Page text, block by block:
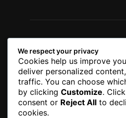
We respect your privacy
Cookies help us improve
deliver personalized
traffic. You can choose
by clicking Customize. Click
consent or Reject All to
cookies.